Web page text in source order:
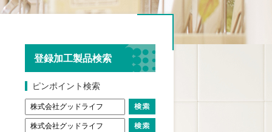
登録加工製品検索
ピンポイント検索